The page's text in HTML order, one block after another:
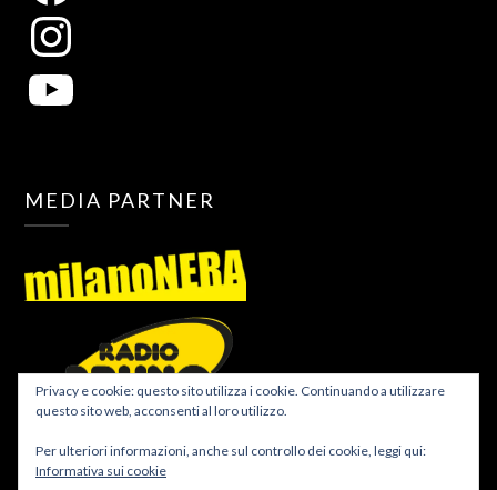
MEDIA PARTNER
Privacy e cookie: questo sito utilizza i cookie. Continuando a utilizzare
questo sito web, acconsenti al loro utilizzo.
Per ulteriori informazioni, anche sul controllo dei cookie, leggi qui:
Informativa sui cookie